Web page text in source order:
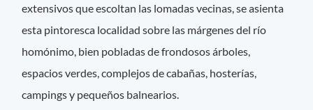
extensivos que escoltan las lomadas vecinas, se asienta
esta pintoresca localidad sobre las márgenes del río
homónimo, bien pobladas de frondosos árboles,
espacios verdes, complejos de cabañas, hosterías,
campings y pequeños balnearios.